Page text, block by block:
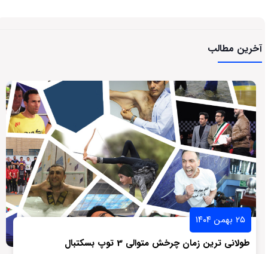
آخرین مطالب
۲۵ بهمن ۱۴۰۴
طولانی ترین زمان چرخش متوالی 3 توپ بسکتبال